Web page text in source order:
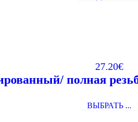
27.20€
полная
ВЫБРАТЬ ...